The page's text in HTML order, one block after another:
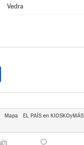
Vedra
Mapa
EL PAÍS en KIOSKOyMÁS